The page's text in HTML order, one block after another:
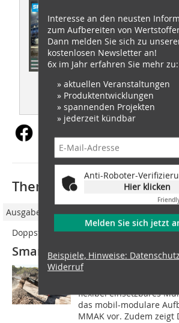
Ressort:
Interesse an den neusten
zum Aufbereiten von
Dann melden Sie sich zu
kostenlosen Newsletter an!
6x im Jahr erfahren Sie mehr zu:
» aktuellen Veranstaltungen
» Produktentwicklungen
» spannenden Projekten
» jederzeit kündbar
Anti-Roboter-
Hier klicken
Melden Sie sich jetzt
Beispiele, Hinweise:
Widerruf
Thematisch passende
Ausgabe 03/2022
Doppstadt Gruppe
Smarte
Auf 1700?m2 Freifläche
für Umwelttechnologie
flexibel einsetzbares
das mobil-modulare
MMAK vor. Zudem zeigt